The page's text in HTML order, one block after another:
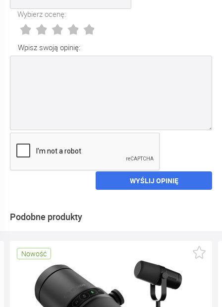
Wybierz ocenę:
Wpisz swoją opinię:
WYŚLIJ OPINIĘ
Podobne produkty
Nowość